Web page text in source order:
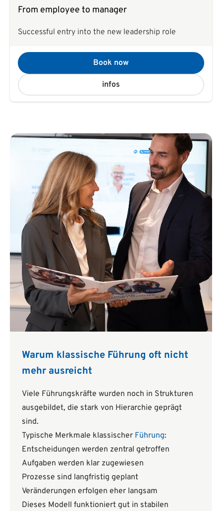
From employee to manager
Successful entry into the new leadership role
Book now
infos
Warum klassische Führung oft nicht
mehr ausreicht
Viele Führungskräfte wurden noch in Strukturen
ausgebildet, die stark von Hierarchie geprägt
sind.
Typische Merkmale klassischer Führung:
Entscheidungen werden zentral getroffen
Aufgaben werden klar zugewiesen
Prozesse sind langfristig geplant
Veränderungen erfolgen eher langsam
Dieses Modell funktioniert gut in stabilen